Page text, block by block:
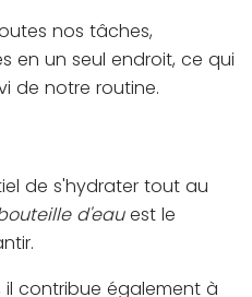
nos tâches,
en un seul endroit, ce qui
de notre routine.
de s'hydrater tout au
d'eauest le
il contribue également à